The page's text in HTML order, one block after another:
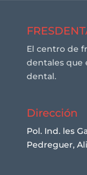
El centro de
dentales que
dental.
Dirección
Pol. Ind. les
Pedreguer,